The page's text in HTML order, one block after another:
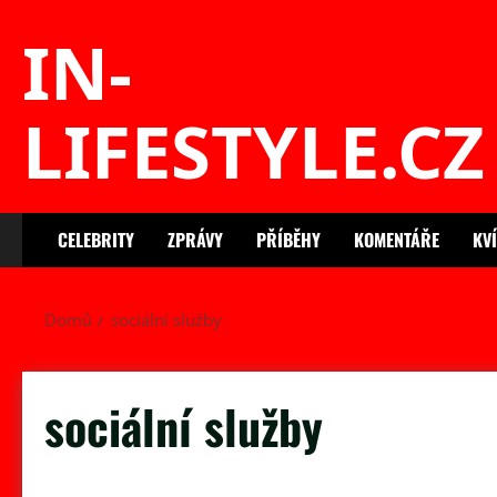
IN-
LIFESTYLE.CZ
CELEBRITY ZPRÁVY PŘÍBĚHY KOMENTÁŘE
Domů sociální služby
sociální služby